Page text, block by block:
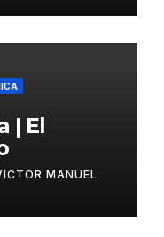
| El
MANUEL